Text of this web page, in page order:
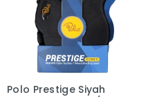
Polo Prestige Siyah